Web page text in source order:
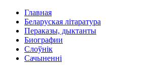
Главная
Беларуская літаратура
Пераказы, дыктанты
Биографии
Слоўнік
Сачыненні